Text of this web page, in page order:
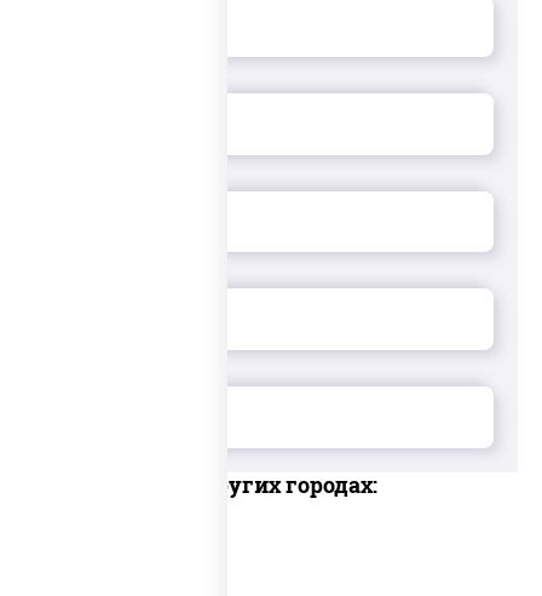
Доставка в других городах: